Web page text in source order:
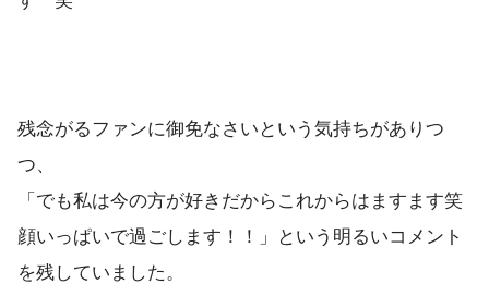
残念がるファンに御免なさいという気持ちがありつ
つ、
「でも私は今の方が好きだからこれからはますます笑
顔いっぱいで過ごします！！」という明るいコメント
を残していました。